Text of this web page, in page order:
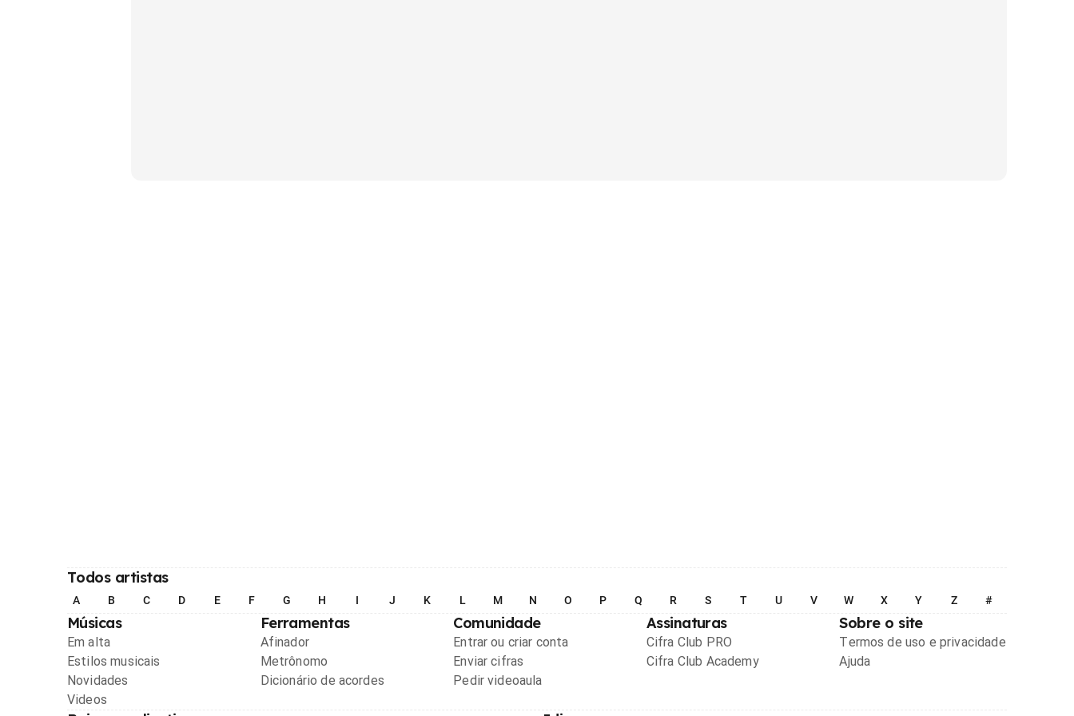
Todos artistas
A B C D E F G H I J K L M N O P Q R S T U V W X Y Z #
Músicas
Em alta
Estilos musicais
Novidades
Videos
Ferramentas
Afinador
Metrônomo
Dicionário de acordes
Comunidade
Entrar ou criar conta
Enviar cifras
Pedir videoaula
Assinaturas
Cifra Club PRO
Cifra Club Academy
Sobre o site
Termos de uso e privacidade
Ajuda